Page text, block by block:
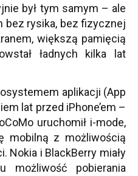
był tym samym – ale
rysika, bez fizycznej
większą pamięcią
ładnych kilka lat
aplikacji (App
lat przed iPhone’em –
uruchomił i-mode,
mobilną z możliwością
Nokia i BlackBerry miały
możliwość pobierania